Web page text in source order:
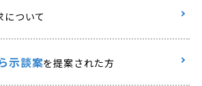
について
示談案を提案された方